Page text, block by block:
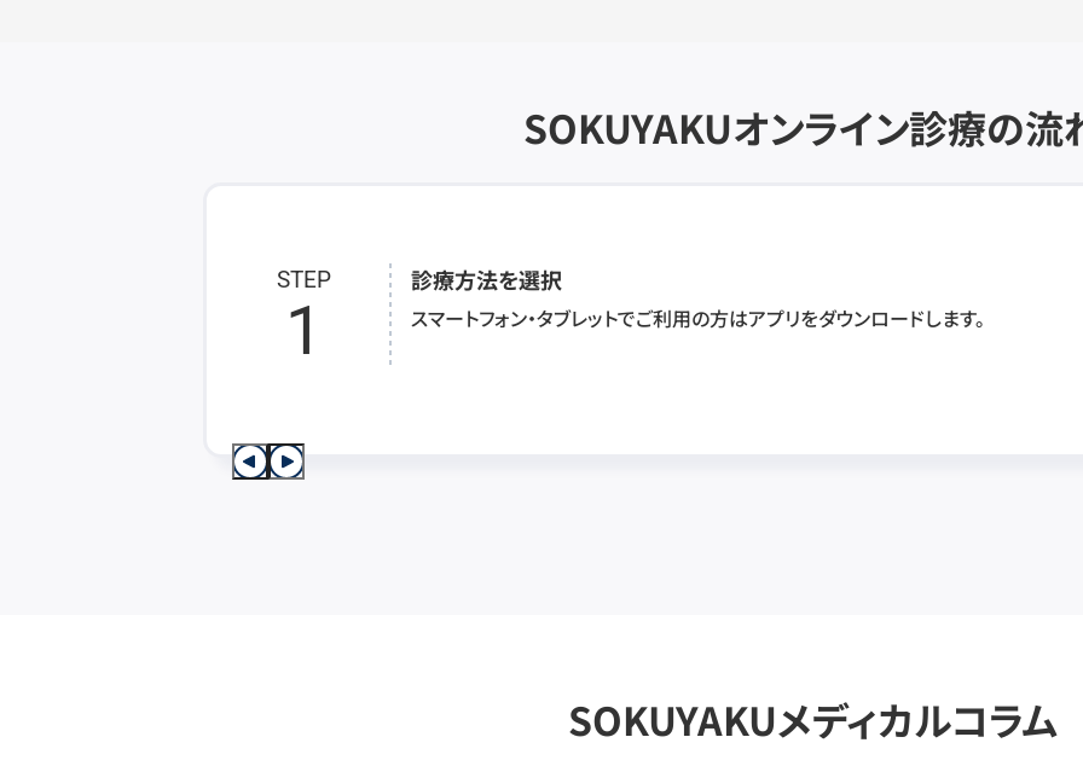
SOKUYAKUオンライン診療の流
STEP
1
診療方法を選択
スマートフォン・タブレットでご利用の方はアプリをダウンロードします。
SOKUYAKUメディカルコラム